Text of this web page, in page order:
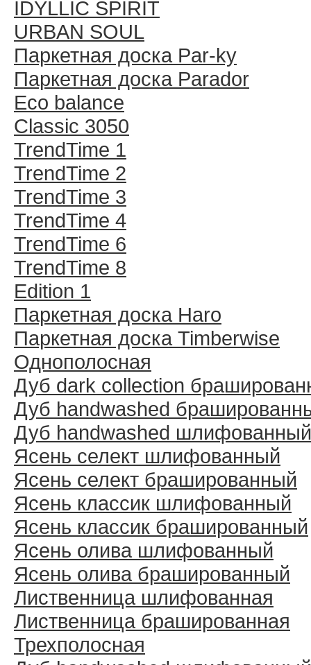
IDYLLIC SPIRIT
URBAN SOUL
Паркетная доска Par-ky
Паркетная доска Parador
Eco balance
Classic 3050
TrendTime 1
TrendTime 2
TrendTime 3
TrendTime 4
TrendTime 6
TrendTime 8
Edition 1
Паркетная доска Haro
Паркетная доска Timberwise
Однополосная
Дуб dark collection
Дуб handwashed
Дуб handwashed шлифованный
Ясень селект шлифованный
Ясень селект брашированный
Ясень классик шлифованный
Ясень классик брашированный
Ясень олива шлифованный
Ясень олива брашированный
Лиственница шлифованная
Лиственница брашированная
Трехполосная